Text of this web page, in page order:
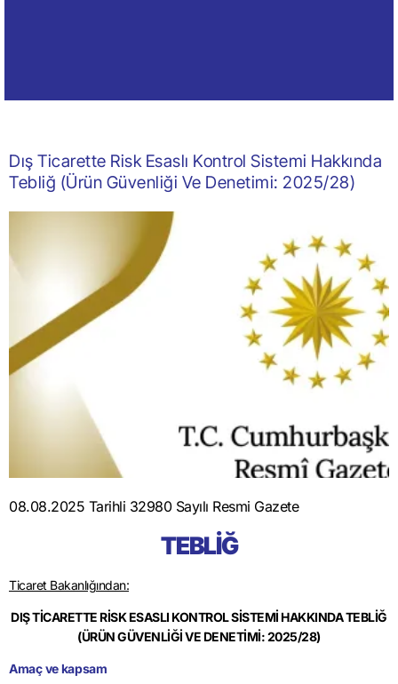
Dış Ticarette Risk Esaslı Kontrol Sistemi Hakkında
Tebliğ (Ürün Güvenliği Ve Denetimi: 2025/28)
08.08.2025 Tarihli 32980 Sayılı Resmi Gazete
TEBLİĞ
Ticaret Bakanlığından:
DIŞ TİCARETTE RİSK ESASLI KONTROL SİSTEMİ HAKKINDA TEBLİĞ
(ÜRÜN GÜVENLİĞİ VE DENETİMİ: 2025/28)
Amaç ve kapsam